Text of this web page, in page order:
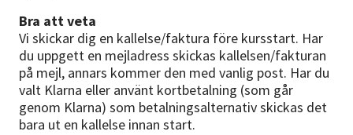
Bra att veta
Vi skickar dig en kallelse/faktura före kursstart. Har
du uppgett en mejladress skickas kallelsen/fakturan
på mejl, annars kommer den med vanlig post. Har du
valt Klarna eller använt kortbetalning (som går
genom Klarna) som betalningsalternativ skickas det
bara ut en kallelse innan start.